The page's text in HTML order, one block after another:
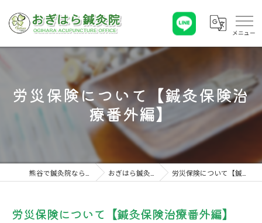
労災保険について【鍼灸保険治
療番外編】
おぎはら鍼灸院 こぼれ話 労災保険について【鍼灸保険治療番外編】
労災保険について【鍼灸保険治療番外編】